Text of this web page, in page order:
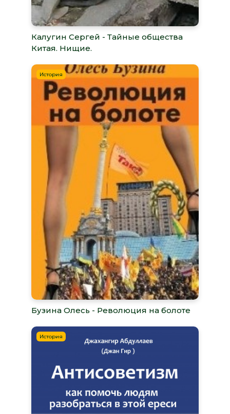
Калугин Сергей - Тайные общества
Китая. Нищие.
История
Бузина Олесь - Революция на болоте
История